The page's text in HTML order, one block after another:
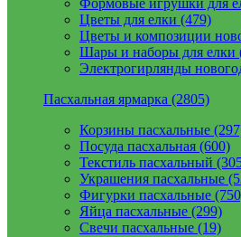
Формовые игрушки для
Цветы для елки (479)
Цветы и композиции
Шары и наборы для елки
Электрогирлянды
Пасхальная ярмарка (2805)
Корзины пасхальные
Посуда пасхальная (600)
Текстиль пасхальный
Украшения пасхальные
Фигурки пасхальные
Яйца пасхальные (299)
Свечи пасхальные (19)